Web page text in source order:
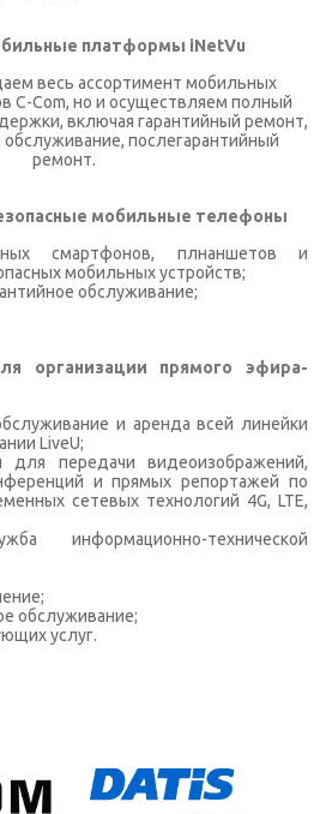
платформы iNetVu
весь ассортимент мобильных
C-Com, но и осуществляем полный
включая гарантийный ремонт,
послегарантийный
ремонт.
мобильные телефоны
смартфонов, плнаншетов и
мобильных устройств;
обслуживание;
организации прямого эфира-
и аренда всей линейки
LiveU;
для передачи видеоизображений,
и прямых репортажей по
сетевых технологий 4G, LTE,
информационно-технической
обслуживание;
услуг.